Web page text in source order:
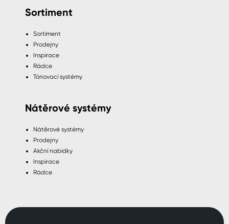
Sortiment
Sortiment
Prodejny
Inspirace
Rádce
Tónovací systémy
Nátěrové systémy
Nátěrové systémy
Prodejny
Akční nabídky
Inspirace
Rádce